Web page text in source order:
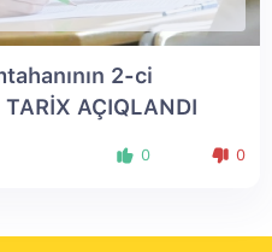
2-ci
AÇIQLANDI
0 0